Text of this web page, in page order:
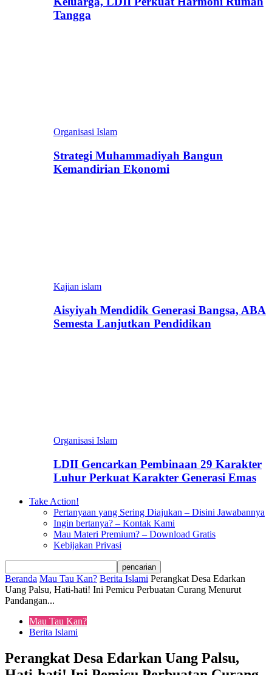
Tangga
Organisasi Islam
Strategi Muhammadiyah Bangun
Kemandirian Ekonomi
Kajian islam
Aisyiyah Mendidik Generasi Bangsa, ABA
Semesta Lanjutkan Pendidikan
Organisasi Islam
LDII Gencarkan Pembinaan 29 Karakter
Luhur Perkuat Karakter Generasi Emas
Take Action!
Pertanyaan yang Sering Diajukan – Disini Jawabannya
Ingin bertanya? – Kontak Kami
Mau Materi Premium? – Download Gratis
Kebijakan Privasi
Beranda Mau Tau Kan? Berita Islami Perangkat Desa Edarkan
Uang Palsu, Hati-hati! Ini Pemicu Perbuatan Curang Menurut
Pandangan...
Mau Tau Kan?
Berita Islami
Perangkat Desa Edarkan Uang Palsu,